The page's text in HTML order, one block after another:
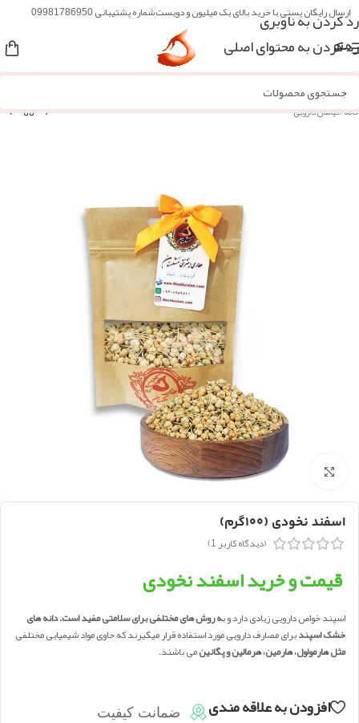
رد کردن به ناوبری
رد کردن به محتوای اصلی
ارسال رایگان پستی با خرید بالای یک میلیون و دویستشماره پشتیبانی 09981786950
منو
خانه/گیاهان دارویی
بزرگنمایی تصویر
اسفند نخودی (۱۰۰گرم)
(دیدگاه کاربر 1
)
قیمت و خرید اسفند نخودی
اسپند خواص دارویی زیادی دارد و به روش های مختلفی برای سلامتی مفید است. دانه های
خشک اسپندبرای مصارف دارویی مورد استفاده قرار میگیرند که حاوی مواد شیمیایی مختلفی
مثل هارمولول، هارمین، هرمالین و پگانینمی باشند.
افزودن به علاقه مندی ضمانت کیفیت